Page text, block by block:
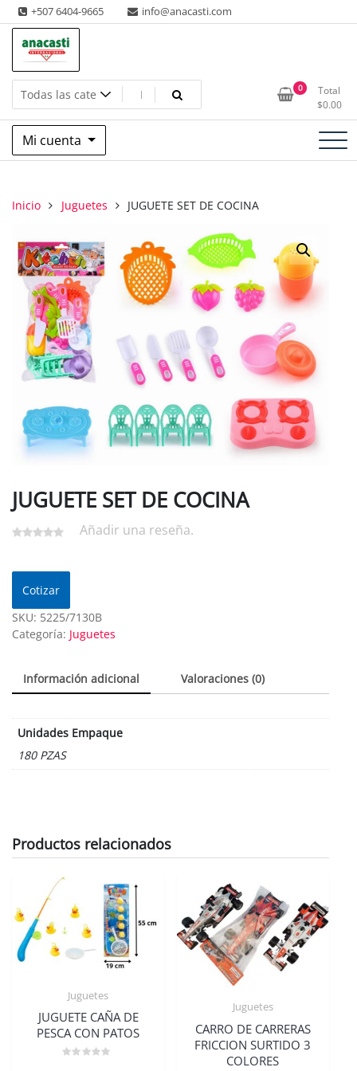
Saltar
al
contenido
+507 6404-9665 info@anacasti.com
Anacasti Internacional SA
Ventas de productos al por mayor de flores y plantas. juguetes,
navidad, religioso y adornos
0
Total
$0.00
Mi cuenta
Inicio Juguetes JUGUETE SET DE COCINA
JUGUETE SET DE COCINA
Añadir una reseña.
Cotizar
SKU: 5225/7130B
Categoría: Juguetes
Información adicional Valoraciones (0)
Unidades Empaque
180 PZAS
Productos relacionados
Juguetes
JUGUETE CAÑA DE
PESCA CON PATOS
Juguetes
CARRO DE CARRERAS
FRICCION SURTIDO 3
COLORES